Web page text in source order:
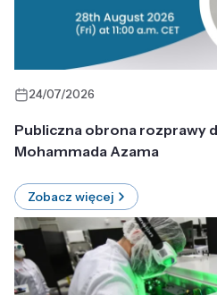
24/07/2026
Publiczna obrona rozprawy
Mohammada Azama
Zobacz więcej